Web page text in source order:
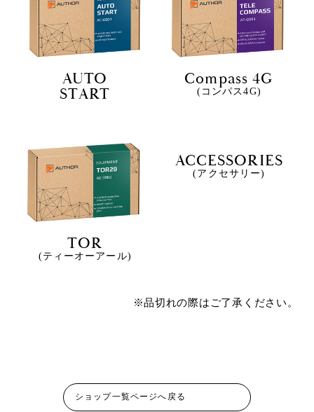
AUTO
START
Compass 4G
(コンパス4G)
TOR
(ティーオーアール)
ACCESSORIES
(アクセサリー)
※品切れの際はご了承ください。
ショップ一覧ページへ戻る